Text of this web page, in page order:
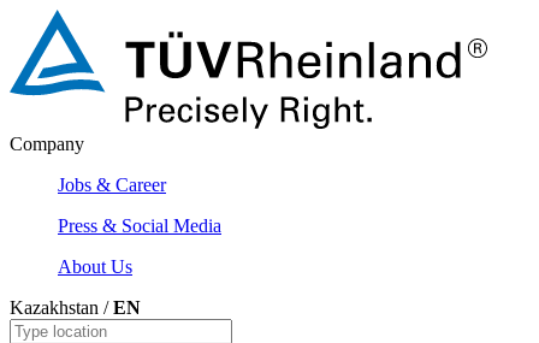
Company
Jobs & Career
Press & Social Media
About Us
Kazakhstan /EN